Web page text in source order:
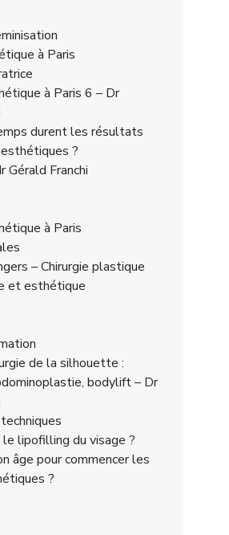
à Paris
à Paris 6 – Dr
durent les résultats
?
Gérald Franchi
à Paris
– Chirurgie plastique
et esthétique
de la silhouette :
bodylift – Dr
le lipofilling du visage ?
âge pour commencer les
?